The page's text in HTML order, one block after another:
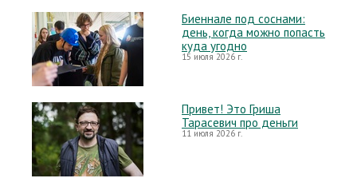
Биеннале под соснами:
день, когда можно попасть
куда угодно
15 июля 2026 г.
Привет! Это Гриша
Тарасевич про деньги
11 июля 2026 г.